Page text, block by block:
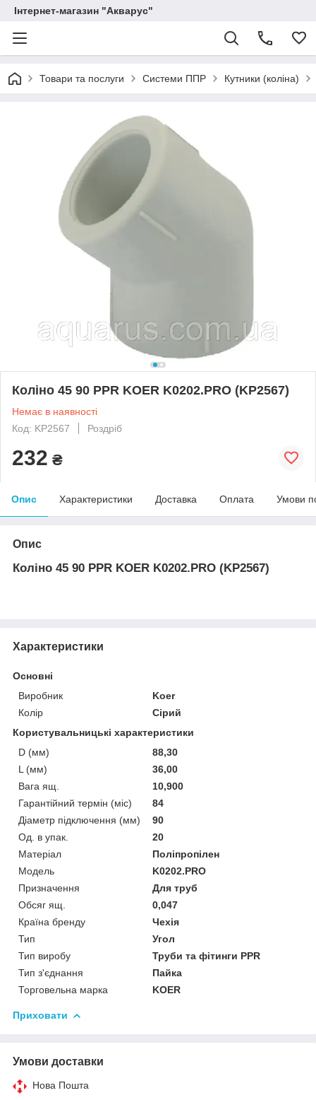
Інтернет-магазин "Акварус"
Товари та послуги Системи ППР Кутники (коліна)
Коліно 45 90 PPR KOER K0202.PRO (KP2567)
Немає в наявності
Код: KP2567
Роздріб
232 ₴
Опис Характеристики Доставка Оплата Умови
Опис
Коліно 45 90 PPR KOER K0202.PRO (KP2567)
Характеристики
Основні
Виробник
Koer
Колір
Сірий
Користувальницькі характеристики
D (мм)
88,30
L (мм)
36,00
Вага ящ.
10,900
Гарантійний термін (міс)
84
Діаметр підключення (мм)
90
Од. в упак.
20
Матеріал
Поліпропілен
Мoдель
K0202.PRO
Призначення
Для труб
Обсяг ящ.
0,047
Країна бренду
Чехія
Тип
Угол
Тип виробу
Труби та фітинги PPR
Тип з'єднання
Пайка
Торговельна марка
KOER
Приховати
Умови доставки
Нова Пошта